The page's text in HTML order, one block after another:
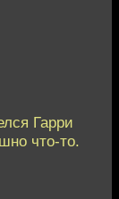
Гарри
что-то.